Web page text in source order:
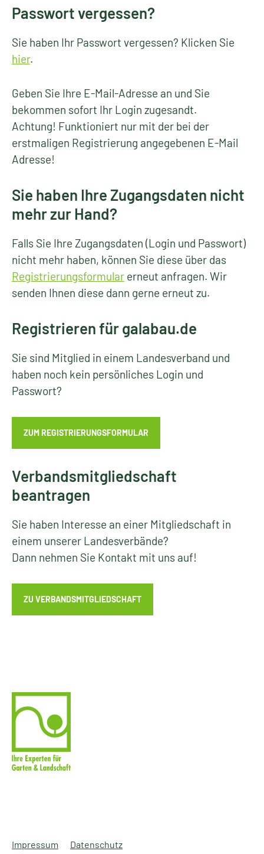
Passwort vergessen?
Sie haben Ihr Passwort vergessen? Klicken Sie
hier.
Geben Sie Ihre E-Mail-Adresse an und Sie
bekommen sofort Ihr Login zugesandt.
Achtung! Funktioniert nur mit der bei der
erstmaligen Registrierung angegebenen E-Mail
Adresse!
Sie haben Ihre Zugangsdaten nicht
mehr zur Hand?
Falls Sie Ihre Zugangsdaten (Login und Passwort)
nicht mehr haben, können Sie diese über das
Registrierungsformular erneut anfragen. Wir
senden Ihnen diese dann gerne erneut zu.
Registrieren für galabau.de
Sie sind Mitglied in einem Landesverband und
haben noch kein persönliches Login und
Passwort?
ZUM REGISTRIERUNGSFORMULAR
Verbandsmitgliedschaft
beantragen
Sie haben Interesse an einer Mitgliedschaft in
einem unserer Landesverbände?
Dann nehmen Sie Kontakt mit uns auf!
ZU VERBANDSMITGLIEDSCHAFT
Impressum Datenschutz